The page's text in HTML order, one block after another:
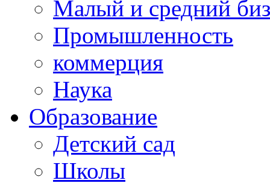
Малый и средний
Промышленность
коммерция
Наука
Образование
Детский сад
Школы